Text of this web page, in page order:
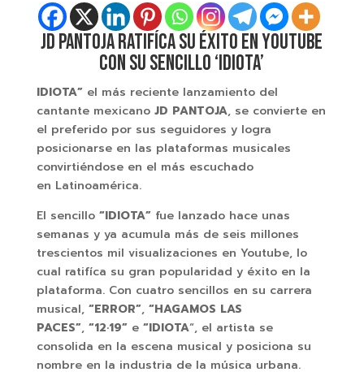
JD PANTOJA RATIFÍCA SU ÉXITO EN YOUTUBE
CON SU SENCILLO ‘IDIOTA’
IDIOTA”el más reciente lanzamiento del
cantante mexicano JD PANTOJA, se convierte en
el preferido por sus seguidores y logra
posicionarse en las plataformas musicales
convirtiéndose en el más escuchado
en Latinoamérica.
El sencillo “IDIOTA”fue lanzado hace unas
semanas y ya acumula más de seis millones
trescientos mil visualizaciones en Youtube, lo
cual ratifíca su gran popularidad y éxito en la
plataforma. Con cuatro sencillos en su carrera
musical, “ERROR”, “HAGAMOS LAS
PACES”, “12·19”e “IDIOTA“, el artista se
consolida en la escena musical y posiciona su
nombre en la industria de la música urbana.